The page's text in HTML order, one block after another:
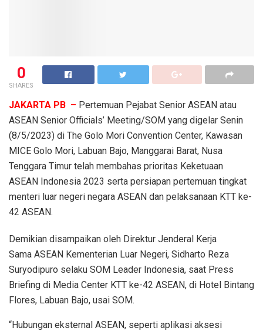
0
SHARES
JAKARTA PB – Pertemuan Pejabat Senior ASEAN atau
ASEAN Senior Officials’ Meeting/SOM yang digelar Senin
(8/5/2023) di The Golo Mori Convention Center, Kawasan
MICE Golo Mori, Labuan Bajo, Manggarai Barat, Nusa
Tenggara Timur telah membahas prioritas Keketuaan
ASEAN Indonesia 2023 serta persiapan pertemuan tingkat
menteri luar negeri negara ASEAN dan pelaksanaan KTT ke-
42 ASEAN.
Demikian disampaikan oleh Direktur Jenderal Kerja
Sama ASEAN Kementerian Luar Negeri, Sidharto Reza
Suryodipuro selaku SOM Leader Indonesia, saat Press
Briefing di Media Center KTT ke-42 ASEAN, di Hotel Bintang
Flores, Labuan Bajo, usai SOM.
“Hubungan eksternal ASEAN, seperti aplikasi aksesi